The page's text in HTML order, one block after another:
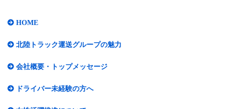
HOME
北陸トラック運送グループの魅力
会社概要・トップメッセージ​
ドライバー未経験の方へ